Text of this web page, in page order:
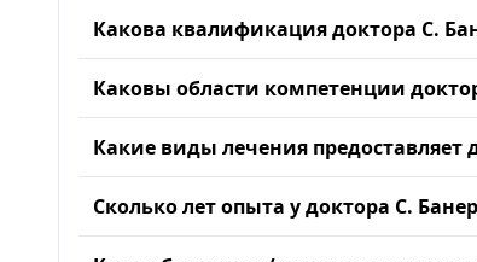
Какова квалификация доктора С.
Каковы области компетенции
Какие виды лечения предоставляет
Сколько лет опыта у доктора С.